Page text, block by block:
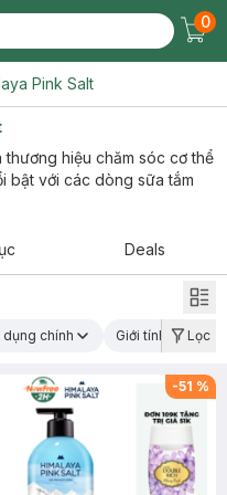
0
Pink Salt
thương hiệu chăm sóc cơ thể
bật với các dòng sữa tắm
Deals
dụng chính Giới tính Lọc
-51 %